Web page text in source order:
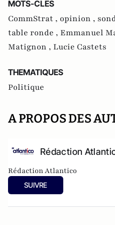
MOTS-CLES
CommStrat , opinion ,
table ronde , Emmanuel
Matignon , Lucie Castets
THEMATIQUES
Politique
A PROPOS DES
Rédaction
Rédaction Atlantico
SUIVRE